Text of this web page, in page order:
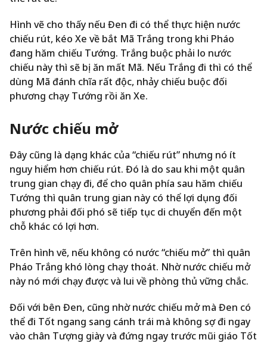
Hình vẽ cho thấy nếu Đen đi có thể thực hiện nước
chiếu rút, kéo Xe về bắt Mã Trắng trong khi Pháo
đang hăm chiếu Tướng. Trắng buộc phải lo nước
chiếu này thì sẽ bị ăn mất Mã. Nếu Trắng đi thì có thể
dùng Mã đánh chĩa rất độc, nhảy chiếu buộc đối
phương chạy Tướng rồi ăn Xe.
Nước chiếu mở
Đây cũng là dạng khác của “chiếu rút” nhưng nó ít
nguy hiểm hơn chiếu rút. Đó là do sau khi một quân
trung gian chạy đi, để cho quân phía sau hăm chiếu
Tướng thì quân trung gian này có thể lợi dụng đối
phương phải đối phó sẽ tiếp tục di chuyển đến một
chỗ khác có lợi hơn.
Trên hình vẽ, nếu không có nước “chiếu mở” thì quân
Pháo Trắng khó lòng chạy thoát. Nhờ nước chiếu mở
này nó mới chạy được và lui về phòng thủ vững chắc.
Đối với bên Đen, cũng nhờ nước chiếu mở mà Đen có
thể đi Tốt ngang sang cánh trái mà không sợ đi ngay
vào chân Tượng giày và đứng ngay trước mũi giáo Tốt